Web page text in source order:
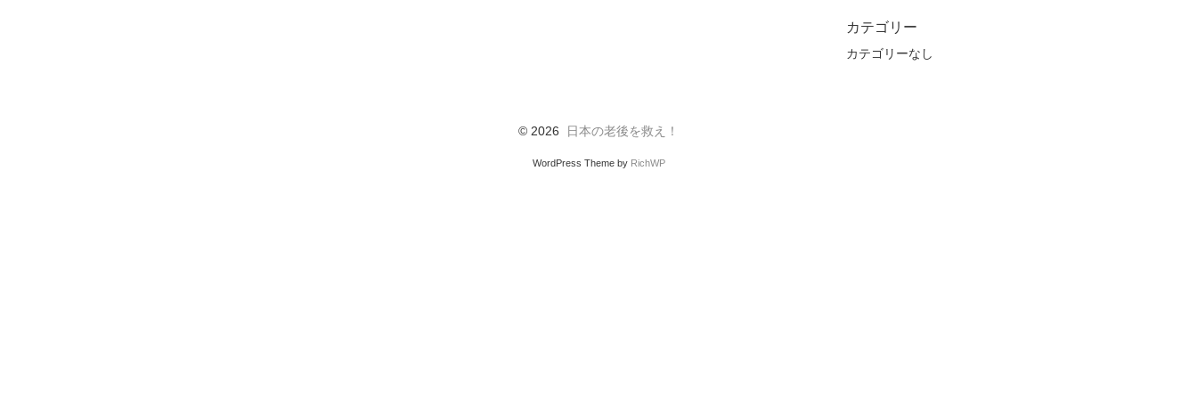
カテゴリー
カテゴリーなし
© 2026 日本の老後を救え！
WordPress Theme by RichWP